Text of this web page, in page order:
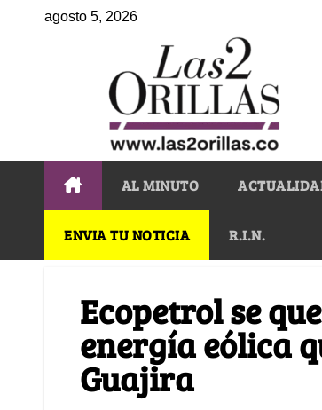
agosto 5, 2026
AL MINUTO
ENVIA TU NOTICIA R.I.N.
Ecopetrol se
energía eólica
Guajira